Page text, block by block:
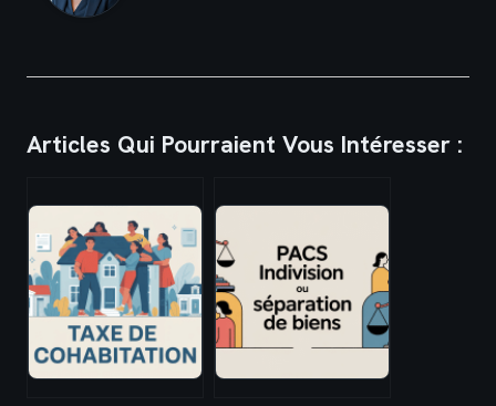
Articles Qui Pourraient Vous Intéresser :